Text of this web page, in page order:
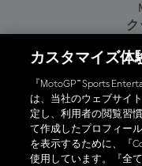
ク
プラ
オ
カスタマイズ体
『MotoGP™ Sports
は、当社のウェブサイ
定し、利用者の閲覧習
て作成したプロフィー
を表示するために、『
使用しています。『全